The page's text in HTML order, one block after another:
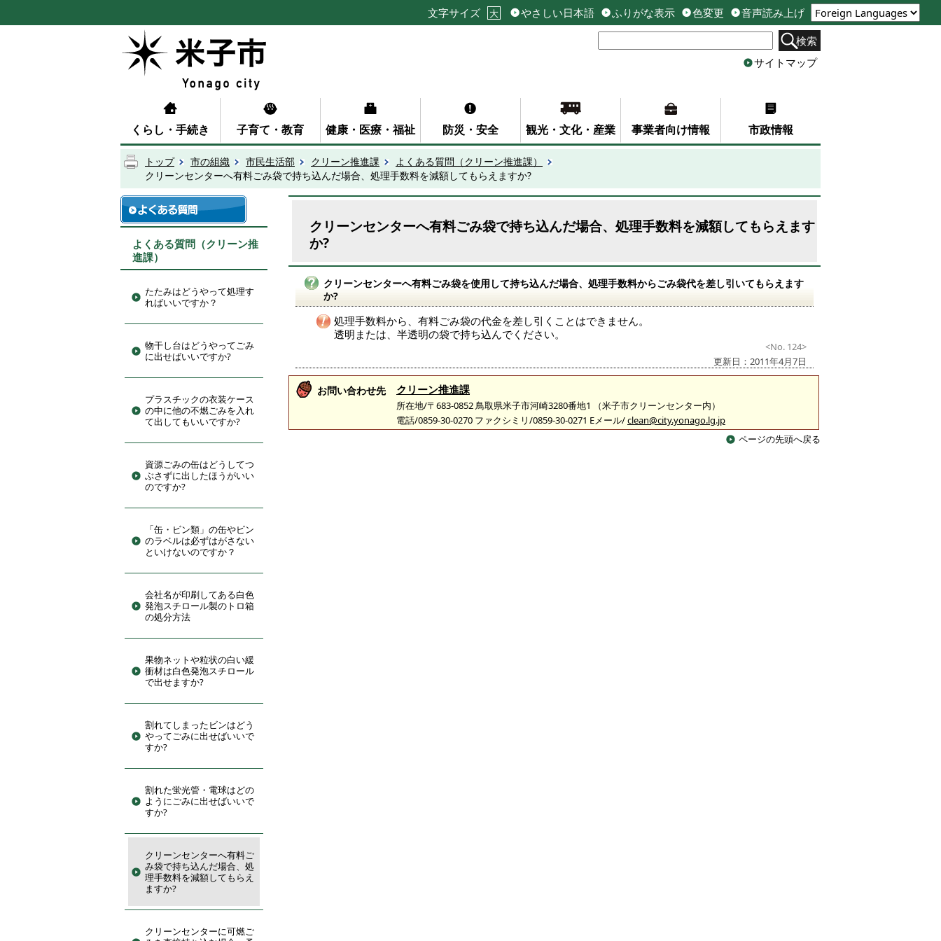
文字サイズ 大 やさしい日本語 ふりがな表示 色変更
音声読み上げ
検索
サイトマップ
くらし・手続き 子育て・教育 健康・医療・福祉 防災・安全 観光・文化・産業 事業者向け情報 市政情報
トップ 市の組織 市民生活部 クリーン推進課
よくある質問（クリーン推進課）
クリーンセンターへ有料ごみ袋で持ち込んだ場合、処理手数料を減額してもらえますか?
よくある質問（クリーン推
進課）
たたみはどうやって処理す
ればいいですか？
物干し台はどうやってごみ
に出せばいいですか?
プラスチックの衣装ケース
の中に他の不燃ごみを入れ
て出してもいいですか?
資源ごみの缶はどうしてつ
ぶさずに出したほうがいい
のですか?
「缶・ビン類」の缶やビン
のラベルは必ずはがさない
といけないのですか？
会社名が印刷してある白色
発泡スチロール製のトロ箱
の処分方法
果物ネットや粒状の白い緩
衝材は白色発泡スチロール
で出せますか?
割れてしまったビンはどう
やってごみに出せばいいで
すか?
割れた蛍光管・電球はどの
ようにごみに出せばいいで
すか?
クリーンセンターへ有料ご
み袋で持ち込んだ場合、処
理手数料を減額してもらえ
ますか?
クリーンセンターに可燃ご
クリーンセンターへ有料ごみ袋で持ち込んだ場合、処理手数料を減額してもらえます
か?
クリーンセンターへ有料ごみ袋を使用して持ち込んだ場合、処理手数料からごみ袋代を差し引いてもらえます
か?
処理手数料から、有料ごみ袋の代金を差し引くことはできません。
透明または、半透明の袋で持ち込んでください。
<No. 124>
更新日：2011年4月7日
お問い合わせ先 クリーン推進課
所在地/〒683-0852 鳥取県米子市河崎3280番地1 （米子市クリーンセンター内）
電話/0859-30-0270 ファクシミリ/0859-30-0271 Eメール/clean@city.yonago.lg.jp
ページの先頭へ戻る